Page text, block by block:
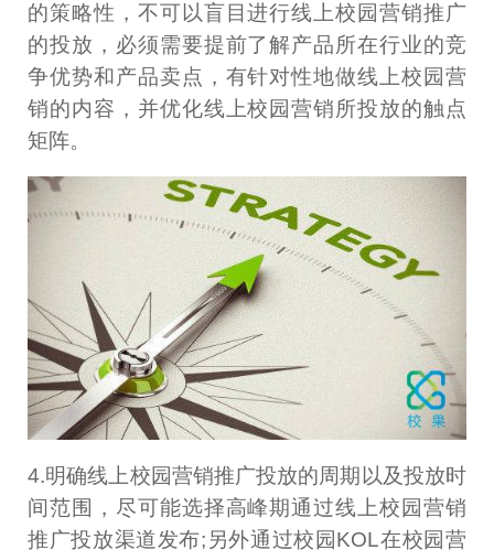
的策略性，不可以盲目进行线上校园营销推广
的投放，必须需要提前了解产品所在行业的竞
争优势和产品卖点，有针对性地做线上校园营
销的内容，并优化线上校园营销所投放的触点
矩阵。
4.明确线上校园营销推广投放的周期以及投放时
间范围，尽可能选择高峰期通过线上校园营销
推广投放渠道发布;另外通过校园KOL在校园营